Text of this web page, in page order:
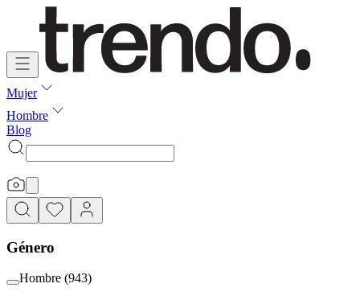
Mujer
Hombre
Blog
Género
Hombre (943)